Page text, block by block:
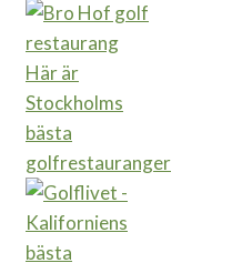
Här är
Stockholms
bästa
golfrestauranger